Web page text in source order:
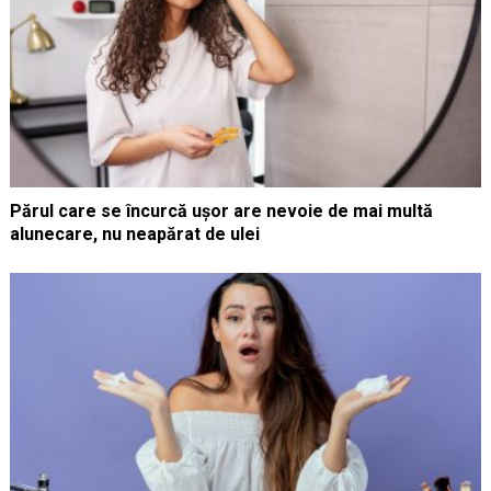
Părul care se încurcă ușor are nevoie de mai multă
alunecare, nu neapărat de ulei